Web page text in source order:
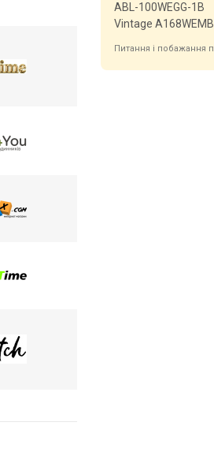
ABL-100WEGG-1B
Vintage
Питання і побажання